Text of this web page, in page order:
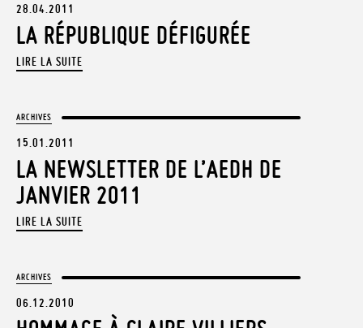
28.04.2011
LA RÉPUBLIQUE DÉFIGURÉE
LIRE LA SUITE
ARCHIVES
15.01.2011
LA NEWSLETTER DE L’AEDH DE
JANVIER 2011
LIRE LA SUITE
ARCHIVES
06.12.2010